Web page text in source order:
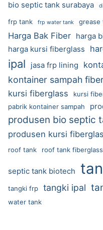
bio septic tank surabaya
frp tank frp water tank grease
Harga Bak Fiber
harga
harga kursi fiberglass
ipal jasa frp lining
kontainer sampah
kursi fiberglass
kursi
pabrik kontainer sampah
produsen bio septic
produsen kursi
roof tank roof tank fiberglass
septic tank biotech
tangki frp tangki ipal
water tank